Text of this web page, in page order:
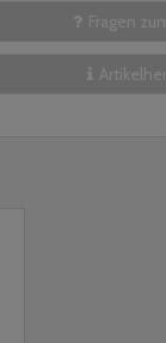
Fragen